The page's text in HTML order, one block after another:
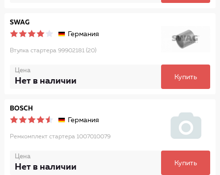
SWAG
Германия
Втулка стартера 99902181 (20)
Цена
Нет в наличии Купить
BOSCH
Германия
Ремкомплект стартера 1007010079
Цена
Нет в наличии Купить